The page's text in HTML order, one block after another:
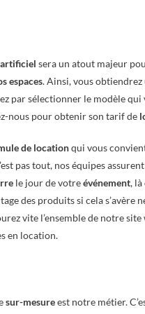
sera un atout majeur
espaces. Ainsi, vous obtiendrez
par sélectionner le modèle qui
nous pour obtenir son tarif de
de locationqui vous
pas tout, nos équipes
le jour de votreévénement, là
des produits si cela s’avère
vite l’ensemble de notre
en location.
sur-mesureest notre métier.